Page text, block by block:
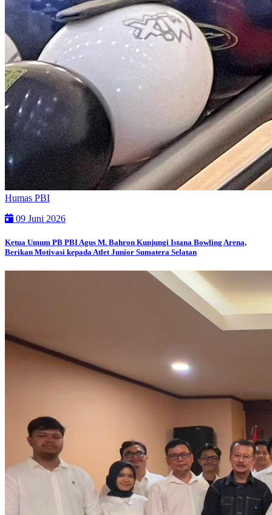
Humas PBI
09 Juni 2026
Ketua Umum PB PBI Agus M. Bahron Kunjungi Istana Bowling Arena,
Berikan Motivasi kepada Atlet Junior Sumatera Selatan